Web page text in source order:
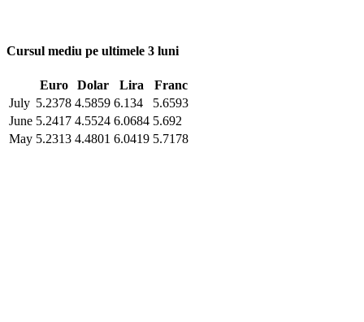
Cursul mediu pe ultimele 3 luni
Euro Dolar Lira
Franc
July 5.2378 4.5859 6.134
5.6593
June 5.2417 4.5524 6.0684 5.692
May 5.2313 4.4801 6.0419 5.7178